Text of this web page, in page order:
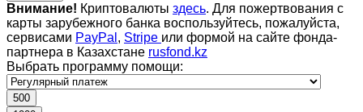
Внимание! Криптовалюты здесь. Для пожертвования с
карты зарубежного банка воспользуйтесь, пожалуйста,
сервисами PayPal , Stripe или формой на сайте фонда-
партнера в Казахстане rusfond.kz
Выбрать программу помощи:
500